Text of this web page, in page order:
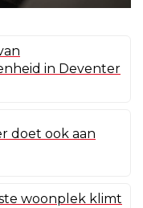
in Deventer
doet ook aan
woonplek klimt